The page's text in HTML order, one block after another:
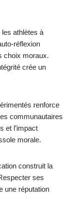
et en
entre
meilleure
morale
à une
de partager
de la fatigue